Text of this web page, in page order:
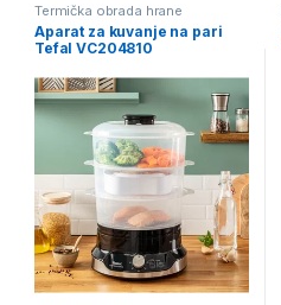
Termička obrada hrane
Aparat za kuvanje na pari
Tefal VC204810